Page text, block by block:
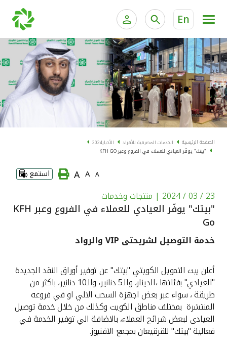
En
الخدمات المصرفية الإلكترونية للأفراد
الخدمات المصرفية الإلكترونية للشركات
خدمة "بيتك" للتداول الإلكتروني
الخدمات المصرفية للأفراد الخدمات المالية
الحسابات المصرفية
البطاقات
"برامج العملاء"
الاستثمار
القنوات المصرفية
أدوات وخدمات
خدمات ما بعد البيع
الصفحة الرئيسية الخدمات المصرفية للأفراد الأخبار2024
"بيتك" يوفّر العيادي للعملاء في الفروع وعبر KFH GO
A
A
A استمع
23 / 03 / 2024 | منتجات وخدمات
"بيتك" يوفّر العيادي للعملاء في الفروع وعبر KFH
Go
خدمة التوصيل لشريحتى VIP والرواد
أعلن بيت التمويل الكويتي "بيتك" عن توفير أوراق النقد الجديدة
"العيادي" بفئاتها ،الدينار، والـ5 دنانير، والـ10 دنانير، باكثر من
طريقة ، سواء عبر بعض اجهزة السحب الالي او في فروعه
المنتشرة بمختلف مناطق الكويت وكذلك من خلال خدمة توصيل
العيادى لبعض شرائح العملاء، بالاضافة الي توفير الخدمة في
فعالية "بيتك" للقرقيعان بمجمع الافنيوز.